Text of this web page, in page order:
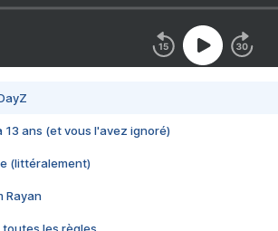
13 ans (et vous l'avez ignoré)
(littéralement)
Rayan
toutes les règles